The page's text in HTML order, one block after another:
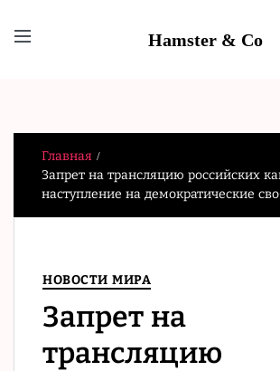
Hamster & Co
Главная
Запрет на трансляцию российских
наступление на демократические
НОВОСТИ МИРА
Запрет на
трансляцию